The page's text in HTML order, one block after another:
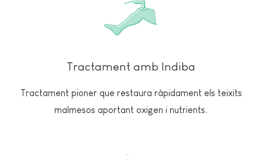
Tractament amb Indiba
Tractament pioner que restaura ràpidament els teixits
malmesos aportant oxigen i nutrients.